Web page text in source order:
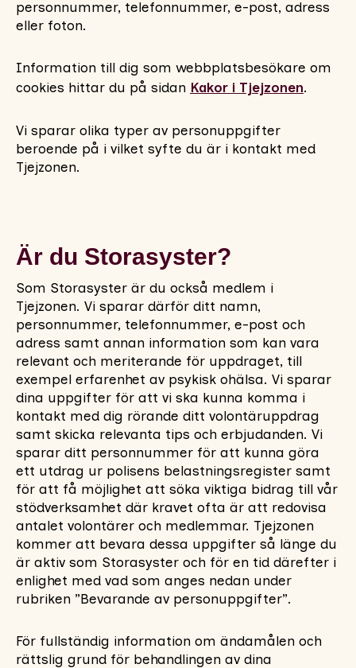
personnummer, telefonnummer, e-post, adress
eller foton.
Information till dig som webbplatsbesökare om
cookies hittar du på sidan Kakor i Tjejzonen.
Vi sparar olika typer av personuppgifter
beroende på i vilket syfte du är i kontakt med
Tjejzonen.
Är du Storasyster?
Som Storasyster är du också medlem i
Tjejzonen. Vi sparar därför ditt namn,
personnummer, telefonnummer, e-post och
adress samt annan information som kan vara
relevant och meriterande för uppdraget, till
exempel erfarenhet av psykisk ohälsa. Vi sparar
dina uppgifter för att vi ska kunna komma i
kontakt med dig rörande ditt volontäruppdrag
samt skicka relevanta tips och erbjudanden. Vi
sparar ditt personnummer för att kunna göra
ett utdrag ur polisens belastningsregister samt
för att få möjlighet att söka viktiga bidrag till vår
stödverksamhet där kravet ofta är att redovisa
antalet volontärer och medlemmar. Tjejzonen
kommer att bevara dessa uppgifter så länge du
är aktiv som Storasyster och för en tid därefter i
enlighet med vad som anges nedan under
rubriken ”Bevarande av personuppgifter”.
För fullständig information om ändamålen och
rättslig grund för behandlingen av dina